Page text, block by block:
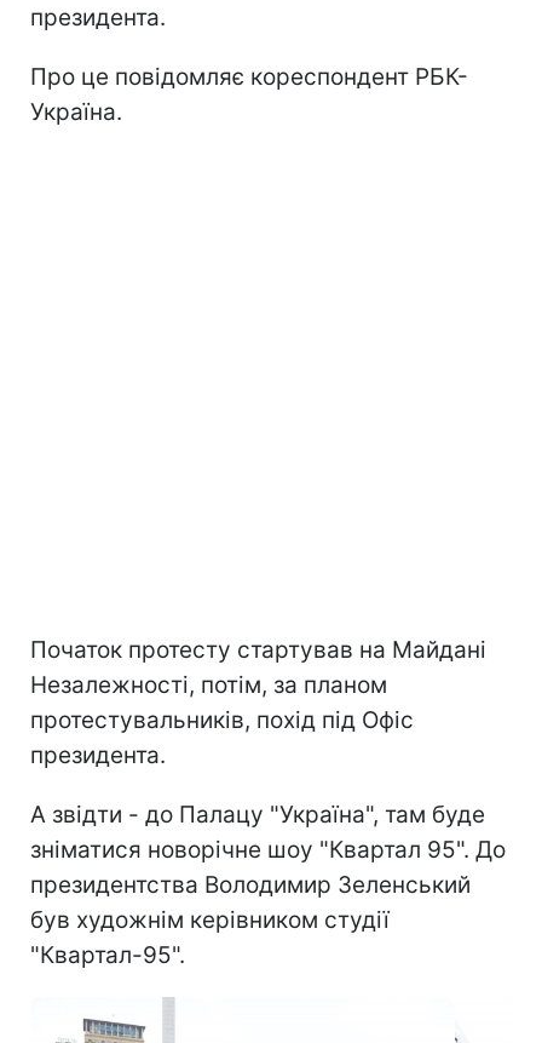
президента.
Про це повідомляє кореспондент РБК-
Україна.
Початок протесту стартував на Майдані
Незалежності, потім, за планом
протестувальників, похід під Офіс
президента.
А звідти - до Палацу "Україна", там буде
зніматися новорічне шоу "Квартал 95". До
президентства Володимир Зеленський
був художнім керівником студії
"Квартал-95".